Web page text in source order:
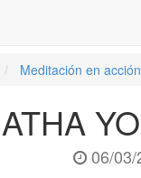
Meditación en acción
06/